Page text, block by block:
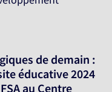
de demain :
éducative 2024
au Centre